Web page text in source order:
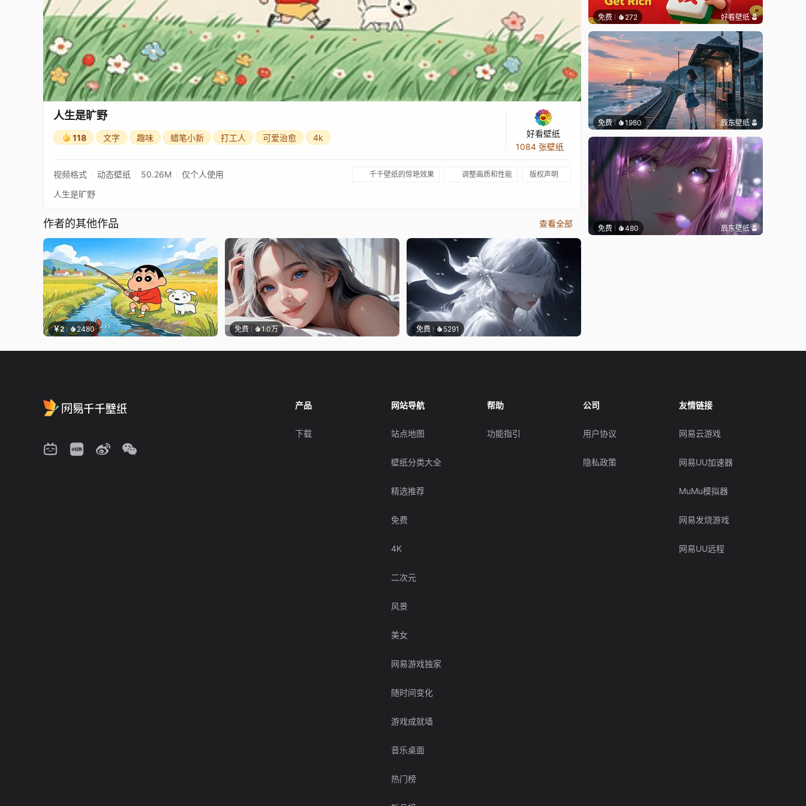
人生是旷野
118 文字 趣味 蜡笔小新 打工人 可爱治愈 4k
好看壁纸
1084 张壁纸
视频格式 动态壁纸 50.26M 仅个人使用 千千壁纸的惊艳效果 调整画质和性能 版权声明
人生是旷野
作者的其他作品 查看全部
￥2 2480 免费 1.0万 免费 5291
免费 272 好看壁纸
免费 1980 辰东壁纸
免费 480 辰东壁纸
产品
下载
网站导航
站点地图
壁纸分类大全
精选推荐
免费
4K
二次元
风景
美女
网易游戏独家
随时间变化
游戏成就墙
音乐桌面
热门榜
帮助
功能指引
公司
用户协议
隐私政策
友情链接
网易云游戏
网易UU加速器
MuMu模拟器
网易发烧游戏
网易UU远程